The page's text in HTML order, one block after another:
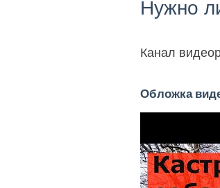
Нужно
Канал
Обложка